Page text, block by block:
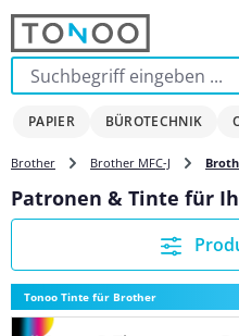
Zum Hauptinhalt springen
PAPIER BÜROTECHNIK
Brother Brother MFC-J
Patronen & Tinte für
Tonoo Tinte für Brother